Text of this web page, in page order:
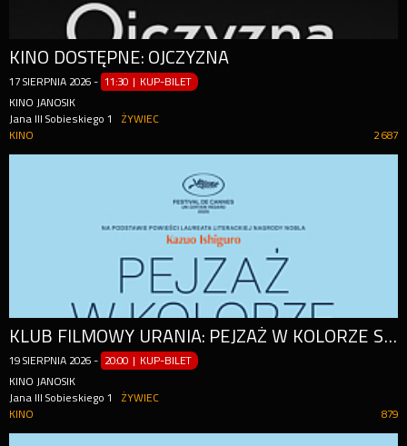
KINO DOSTĘPNE: OJCZYZNA
17 SIERPNIA 2026 - 11:30 | KUP-BILET
KINO JANOSIK
Jana III Sobieskiego 1
ŻYWIEC
2 687
KINO
KLUB FILMOWY URANIA: PEJZAŻ W KOLORZE SEPII
19 SIERPNIA 2026 - 20:00 | KUP-BILET
KINO JANOSIK
Jana III Sobieskiego 1
ŻYWIEC
879
KINO